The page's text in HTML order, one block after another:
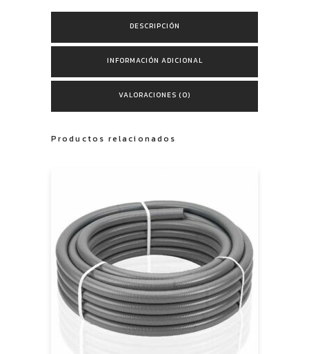
DESCRIPCIÓN
INFORMACIÓN ADICIONAL
VALORACIONES (0)
Productos relacionados